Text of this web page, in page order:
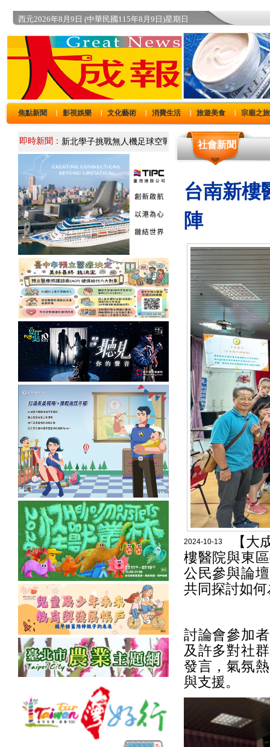
西元2026年8月9日 (中華民國115年8月9日)星期日
焦點新聞 影視娛樂 文化藝術 消費生活 旅遊美食 宗廟之旅
即時新聞： 社會新聞
台南新樓
陣
2024-10-13
【大
樓醫院與東
公民參與論
共同探討如
討論會參加
及許多對社
發言，氣氛
與支援。